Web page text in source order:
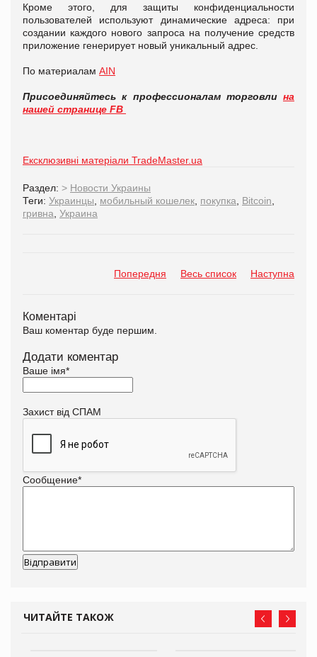
Кроме этого, для защиты конфиденциальности
пользователей используют динамические адреса: при
создании каждого нового запроса на получение средств
приложение генерирует новый уникальный адрес.
По материалам AIN
Присоединяйтесь к профессионалам торговли на
нашей странице FB
Ексклюзивні матеріали TradeMaster.ua
Раздел: > Новости Украины
Теги: Украинцы мобильный кошелек покупка Bitcoin
гривна Украина
Попередня Весь список Наступна
Коментарі
Ваш коментар буде першим.
Додати коментар
Ваше імя*
Захист від СПАМ
Сообщение*
ЧИТАЙТЕ ТАКОЖ